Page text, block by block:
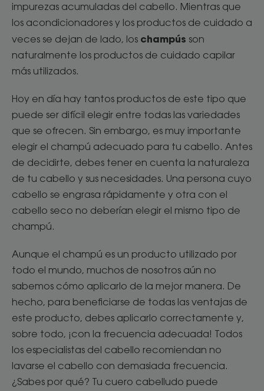
impurezas acumuladas del cabello. Mientras que
los acondicionadores y los productos de cuidado a
veces se dejan de lado, los champús son
naturalmente los productos de cuidado capilar
más utilizados.
Hoy en día hay tantos productos de este tipo que
puede ser difícil elegir entre todas las variedades
que se ofrecen. Sin embargo, es muy importante
elegir el champú adecuado para tu cabello. Antes
de decidirte, debes tener en cuenta la naturaleza
de tu cabello y sus necesidades. Una persona cuyo
cabello se engrasa rápidamente y otra con el
cabello seco no deberían elegir el mismo tipo de
champú.
Aunque el champú es un producto utilizado por
todo el mundo, muchos de nosotros aún no
sabemos cómo aplicarlo de la mejor manera. De
hecho, para beneficiarse de todas las ventajas de
este producto, debes aplicarlo correctamente y,
sobre todo, ¡con la frecuencia adecuada! Todos
los especialistas del cabello recomiendan no
lavarse el cabello con demasiada frecuencia.
¿Sabes por qué? Tu cuero cabelludo puede